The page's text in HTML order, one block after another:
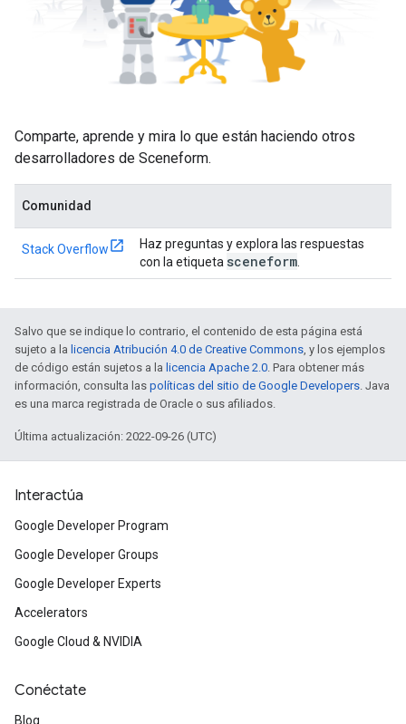
Comparte, aprende y mira lo que están haciendo otros
desarrolladores de Sceneform.
Comunidad
Stack Overflow
Haz preguntas y explora las respuestas
con la etiqueta sceneform
Salvo que se indique lo contrario, el contenido de esta página está
sujeto a la licencia Atribución 4.0 de Creative Commons , y los ejemplos
de código están sujetos a la licencia Apache 2.0 . Para obtener más
información, consulta las políticas del sitio de Google Developers . Java
es una marca registrada de Oracle o sus afiliados.
Última actualización: 2022-09-26 (UTC)
Interactúa
Google Developer Program
Google Developer Groups
Google Developer Experts
Accelerators
Google Cloud & NVIDIA
Conéctate
Blog